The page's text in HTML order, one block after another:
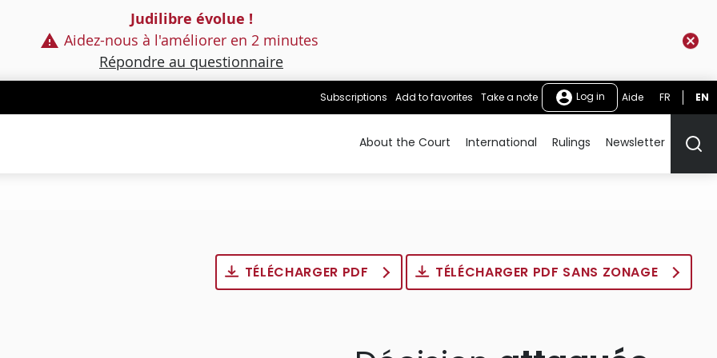
Judilibre évolue !
Aidez-nous à l'améliorer en 2 minutes
Répondre au questionnaire
Subscriptions Add to favorites Take a note Log in Aide FR EN
About the Court International Rulings Newsletter
TÉLÉCHARGER PDF TÉLÉCHARGER PDF SANS ZONAGE